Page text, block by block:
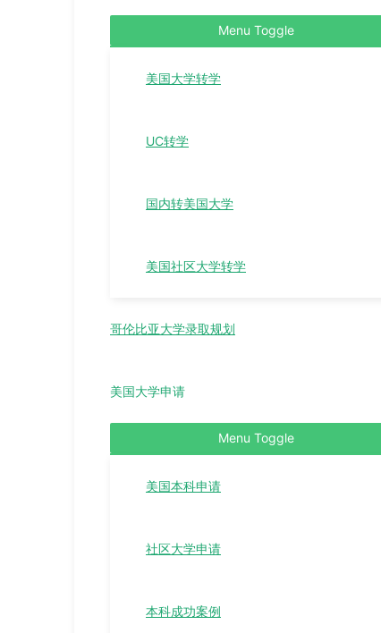
Menu Toggle
美国大学转学
UC转学
国内转美国大学
美国社区大学转学
哥伦比亚大学录取规划
美国大学申请
Menu Toggle
美国本科申请
社区大学申请
本科成功案例